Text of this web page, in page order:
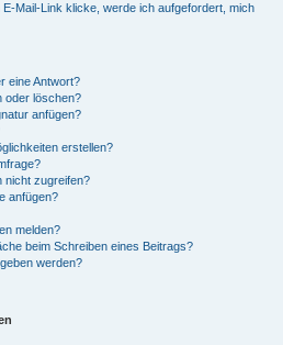
Mail-Link klicke, werde ich aufgefordert, mich
eine Antwort?
oder löschen?
anfügen?
erstellen?
nicht zugreifen?
anfügen?
melden?
beim Schreiben eines Beitrags?
werden?